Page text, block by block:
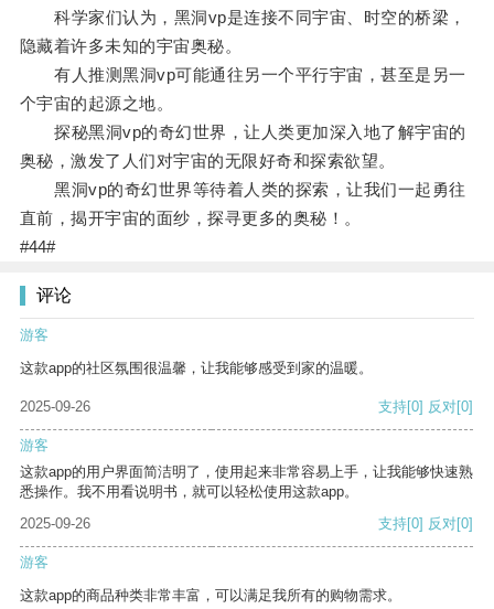
科学家们认为，黑洞vp是连接不同宇宙、时空的桥梁，
隐藏着许多未知的宇宙奥秘。
有人推测黑洞vp可能通往另一个平行宇宙，甚至是另一
个宇宙的起源之地。
探秘黑洞vp的奇幻世界，让人类更加深入地了解宇宙的
奥秘，激发了人们对宇宙的无限好奇和探索欲望。
黑洞vp的奇幻世界等待着人类的探索，让我们一起勇往
直前，揭开宇宙的面纱，探寻更多的奥秘！。
#44#
评论
游客
这款app的社区氛围很温馨，让我能够感受到家的温暖。
2025-09-26 支持[0] 反对[0]
游客
这款app的用户界面简洁明了，使用起来非常容易上手，让我能够快速熟
悉操作。我不用看说明书，就可以轻松使用这款app。
2025-09-26
支持[0] 反对[0]
游客
这款app的商品种类非常丰富，可以满足我所有的购物需求。